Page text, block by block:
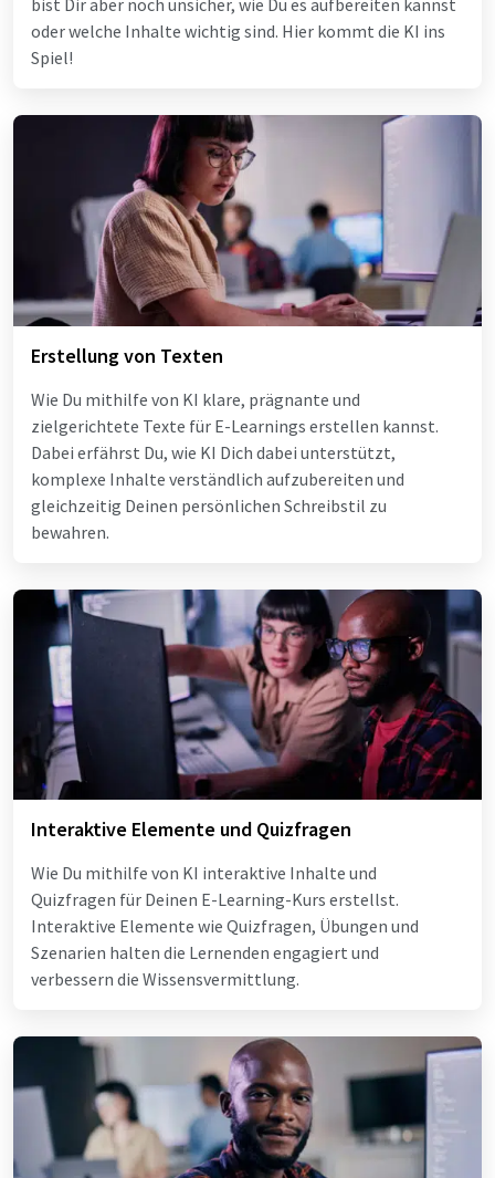
oder welche Inhalte wichtig sind. Hier kommt die KI ins
Spiel!
Erstellung von Texten
Wie Du mithilfe von KI klare, prägnante und
zielgerichtete Texte für E-Learnings erstellen kannst.
Dabei erfährst Du, wie KI Dich dabei unterstützt,
komplexe Inhalte verständlich aufzubereiten und
gleichzeitig Deinen persönlichen Schreibstil zu
bewahren.
Interaktive Elemente und Quizfragen
Wie Du mithilfe von KI interaktive Inhalte und
Quizfragen für Deinen E-Learning-Kurs erstellst.
Interaktive Elemente wie Quizfragen, Übungen und
Szenarien halten die Lernenden engagiert und
verbessern die Wissensvermittlung.